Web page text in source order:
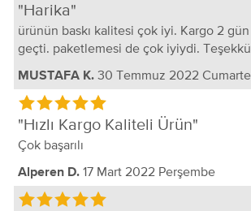
Harika
ürünün baskı kalitesi çok iyi. Kargo 2
geçti. paketlemesi de çok iyiydi.
MUSTAFA K. 30 Temmuz 2022
Hızlı Kargo Kaliteli Ürün
Çok başarılı
Alperen D. 17 Mart 2022 Perşembe